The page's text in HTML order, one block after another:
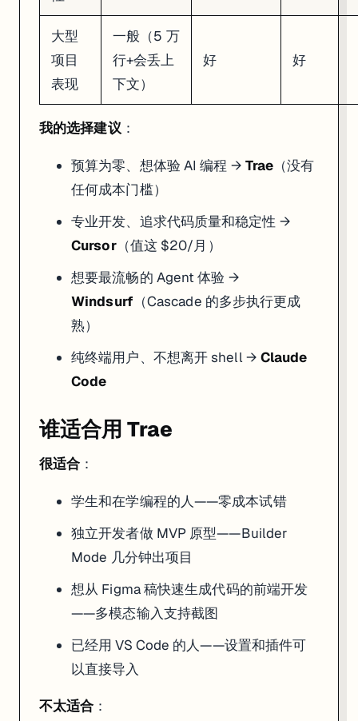
大型
项目
表现
一般（5 万
行+会丢上
下文）
好 好
我的选择建议 ：
预算为零、想体验 AI 编程 → Trae （没有
任何成本门槛）
专业开发、追求代码质量和稳定性 →
Cursor（值这 $20/月）
想要最流畅的 Agent 体验 →
Windsurf （Cascade 的多步执行更成
熟）
纯终端用户、不想离开 shell → Claude
Code
谁适合用 Trae
很适合 ：
学生和在学编程的人——零成本试错
独立开发者做 MVP 原型——Builder
Mode 几分钟出项目
想从 Figma 稿快速生成代码的前端开发
——多模态输入支持截图
已经用 VS Code 的人——设置和插件可
以直接导入
不太适合 ：